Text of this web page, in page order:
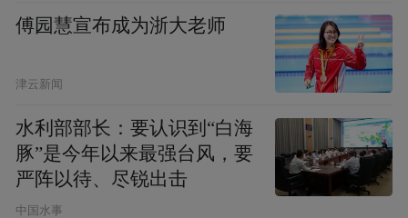
《虾-卷轴冰箱贴》等文创产品同样销售抢
眼。元旦假期期间，山东美术馆各休闲区累
计创收近20万元，其中，齐白石主题文创销
售额近9万元，占比超过45%，充分彰显了齐
白石艺术强大的文化号召力。
同期，“M＋有点艺思”重启的“风物大集”汇聚
傅园慧宣布成为浙大老师
津云新闻
水利部部长：要认识到“白海
豚”是今年以来最强台风，要
严阵以待、尽锐出击
中国水事